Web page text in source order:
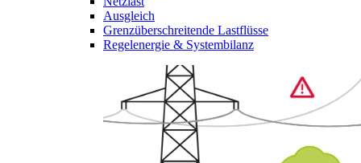
Ausgleich
Grenzüberschreitende Lastflüsse
Regelenergie & Systembilanz